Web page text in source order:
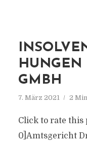
HUNGEN
GMBH
7. März 2021 2
Click to rate this
0]Amtsgericht